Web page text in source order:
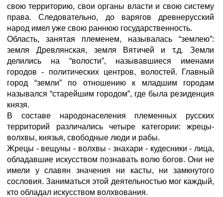
свою территорию, свои органы власти и свою систему
права. Следовательно, до варягов древнерусский
народ имел уже свою раннюю государственность.
Область, занятая племенем, называлась “землею”:
земля Древлянская, земля Вятичей и т.д. Земли
делились на “волости”, называвшиеся именами
городов - политических центров, волостей. Главный
город “земли” по отношению к младшим городам
назывался “старейшим городом”, где была резиденция
князя.
В составе народонаселения племенных русских
территорий различались четыре категории: жрецы-
волхвы, князья, свободные люди и рабы.
Жрецы - вещуны - волхвы - знахари - кудесники - лица,
обладавшие искусством познавать волю богов. Они не
имели у славян значения ни касты, ни замкнутого
сословия. Заниматься этой деятельностью мог каждый,
кто обладал искусством волхвования.